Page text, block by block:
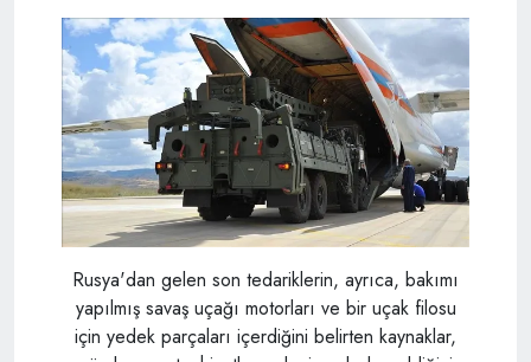
Rusya'dan gelen son tedariklerin, ayrıca, bakımı
yapılmış savaş uçağı motorları ve bir uçak filosu
için yedek parçaları içerdiğini belirten kaynaklar,